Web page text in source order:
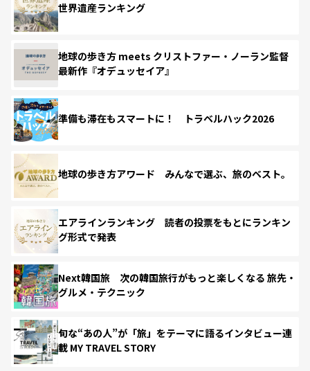
世界遺産ランキング
地球の歩き方 meets クリストファー・ノーラン監督
最新作『オデュッセイア』
準備も滞在もスマートに！ トラベルハック2026
地球の歩き方アワード みんなで選ぶ、旅のベスト。
エアラインランキング 読者の投票をもとにランキン
グ形式で発表
Next韓国旅 次の韓国旅行がもっと楽しくなる 旅先・
グルメ・テクニック
旬な“あの人”が「旅」をテーマに語るインタビュー連
載 MY TRAVEL STORY